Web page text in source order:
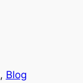
, Blog